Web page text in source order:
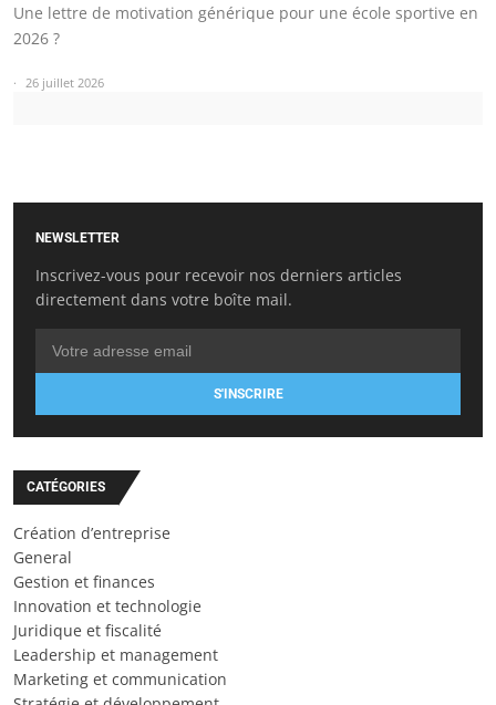
Une lettre de motivation générique pour une école sportive en
2026 ?
26 juillet 2026
NEWSLETTER
Inscrivez-vous pour recevoir nos derniers articles
directement dans votre boîte mail.
S'INSCRIRE
CATÉGORIES
Création d’entreprise
General
Gestion et finances
Innovation et technologie
Juridique et fiscalité
Leadership et management
Marketing et communication